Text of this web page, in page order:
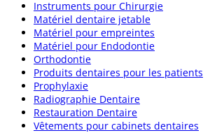
Instruments pour Chirurgie
Matériel dentaire jetable
Matériel pour empreintes
Matériel pour Endodontie
Orthodontie
Produits dentaires pour les patients
Prophylaxie
Radiographie Dentaire
Restauration Dentaire
Vêtements pour cabinets dentaires